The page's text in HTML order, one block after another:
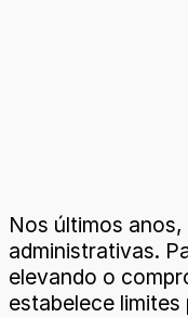
Nos últimos
administrativas.
elevando o
estabelece